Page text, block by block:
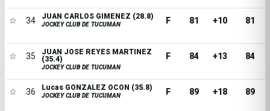
☆ 34 JUAN CARLOS GIMENEZ (28.8)
JOCKEY CLUB DE TUCUMAN F 81 +10 81
☆ 35
JUAN JOSE REYES MARTINEZ
(35.4)
JOCKEY CLUB DE TUCUMAN
F 84 +13 84
☆ 36 Lucas GONZALEZ OCON (35.8)
JOCKEY CLUB DE TUCUMAN F 89 +18 89